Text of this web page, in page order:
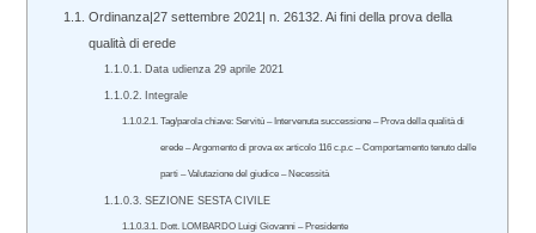
Ordinanza|27 settembre 2021| n. 26132. Ai fini della prova della
qualità di erede
Data udienza 29 aprile 2021
Integrale
Tag/parola chiave: Servitù – Intervenuta successione – Prova della qualità di
erede – Argomento di prova ex articolo 116 c.p.c – Comportamento tenuto dalle
parti – Valutazione del giudice – Necessità
SEZIONE SESTA CIVILE
Dott. LOMBARDO Luigi Giovanni – Presidente